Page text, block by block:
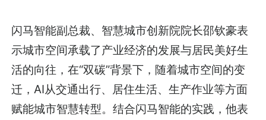
闪马智能副总裁、智慧城市创新院院长邵钦豪表
示城市空间承载了产业经济的发展与居民美好生
活的向往，在“双碳”背景下，随着城市空间的变
迁，AI从交通出行、居住生活、生产作业等方面
赋能城市智慧转型。结合闪马智能的实践，他表